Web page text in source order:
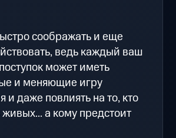
соображать и еще
ведь каждый ваш
может иметь
и меняющие игру
и даже повлиять на то, кто
живых... а кому предстоит